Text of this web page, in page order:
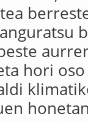
hori